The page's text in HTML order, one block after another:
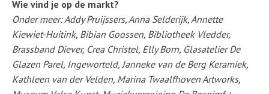
Wie vind je op de markt?
Onder meer: Addy Pruijssers, Anna Selderijk, Annette
Kiewiet-Huitink, Bibian Goossen, Bibliotheek Vledder,
Brassband Diever, Crea Christel, Elly Born, Glasatelier De
Glazen Parel, Ingeworteld, Janneke van de Berg Keramiek,
Kathleen van der Velden, Marina Twaalfhoven Artworks,